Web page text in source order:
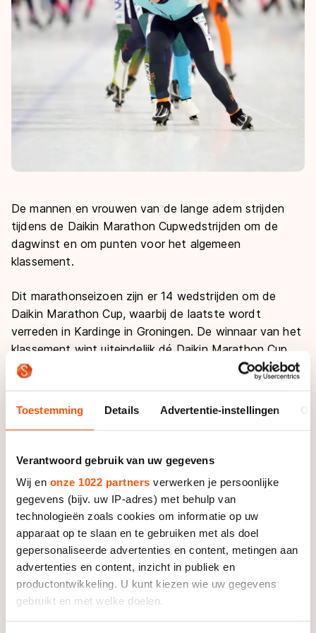
Toestemming Details Advertentie-instellingen
Verantwoord gebruik van uw gegevens
Wij en onze 1022 partners verwerken je persoonlijke
gegevens (bijv. uw IP-adres) met behulp van
technologieën zoals cookies om informatie op uw
apparaat op te slaan en te gebruiken met als doel
gepersonaliseerde advertenties en content, metingen aan
advertenties en content, inzicht in publiek en
productontwikkeling. U kunt kiezen wie uw gegevens
gebruikt en met welke doelen.
De mannen en vrouwen van de lange adem strijden
tijdens de Daikin Marathon Cupwedstrijden om de
dagwinst en om punten voor het algemeen
klassement.
Dit marathonseizoen zijn er 14 wedstrijden om de
Daikin Marathon Cup, waarbij de laatste wordt
verreden in Kardinge in Groningen. De winnaar van het
klassement wint uiteindelijk dé Daikin Marathon Cup.
Informatie
Wedstrijdprogramma zaterdag 1 november
18:00 | Beloften Vrouwen - 60 ronden
19:00 | Topdivisie Vrouwen - 80 ronden
20:15 | Topdivisie Mannen - 125 ronden
Live
Volg de marathon live:
De topdivisies zijn live te volgen via de livestream
opschaatsen.nl/live
Het commentaar bij deze livestream wordt
Pers
Wil je als pers aanwezig zijn bij de marathonwedstrijd,
meld je aan via persaccreditatie@knsb.nl
Uitslagen